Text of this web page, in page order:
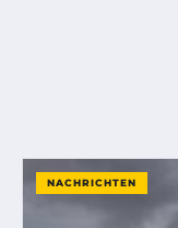
NACHRICHTEN